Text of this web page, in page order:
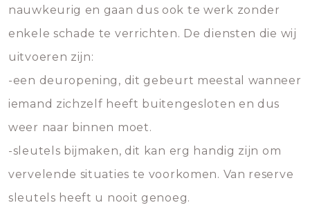
nauwkeurig en gaan dus ook te werk zonder
enkele schade te verrichten. De diensten die wij
uitvoeren zijn:
-een deuropening, dit gebeurt meestal wanneer
iemand zichzelf heeft buitengesloten en dus
weer naar binnen moet.
-sleutels bijmaken, dit kan erg handig zijn om
vervelende situaties te voorkomen. Van reserve
sleutels heeft u nooit genoeg.